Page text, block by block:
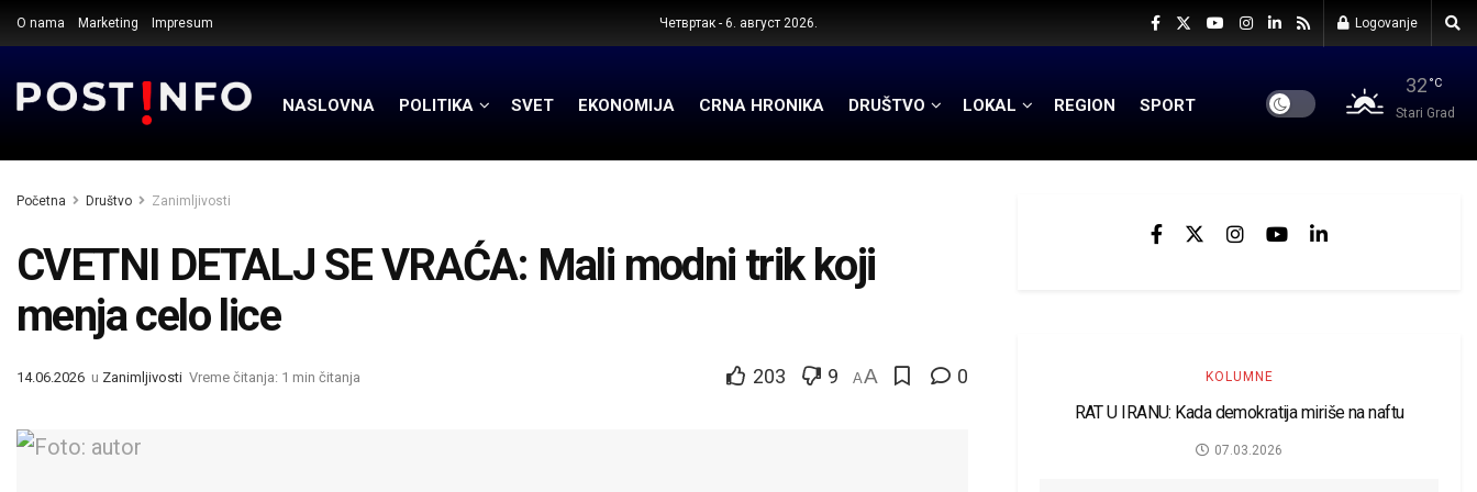
O nama Marketing Impresum Четвртак - 6. август 2026. Logovanje
NASLOVNA POLITIKA SVET EKONOMIJA CRNA HRONIKA DRUŠTVO LOKAL REGION SPORT
32 °C
Stari Grad
Početna Društvo Zanimljivosti
CVETNI DETALJ SE VRAĆA: Mali modni trik koji
menja celo lice
14.06.2026 u Zanimljivosti Vreme čitanja: 1 min čitanja 203 9 AA 0 KOLUMNE
RAT U IRANU: Kada demokratija miriše na naftu
07.03.2026